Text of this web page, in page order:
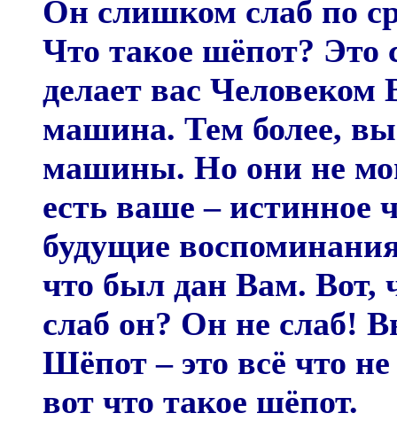
Он слишком слаб по
Что такое шёпот? Это
делает вас Человеком
машина. Тем более, вы
машины. Но они не
есть ваше – истинное
будущие
что был дан Вам. Вот,
слаб он? Он не слаб!
Шёпот – это всё что
вот что такое шёпот.